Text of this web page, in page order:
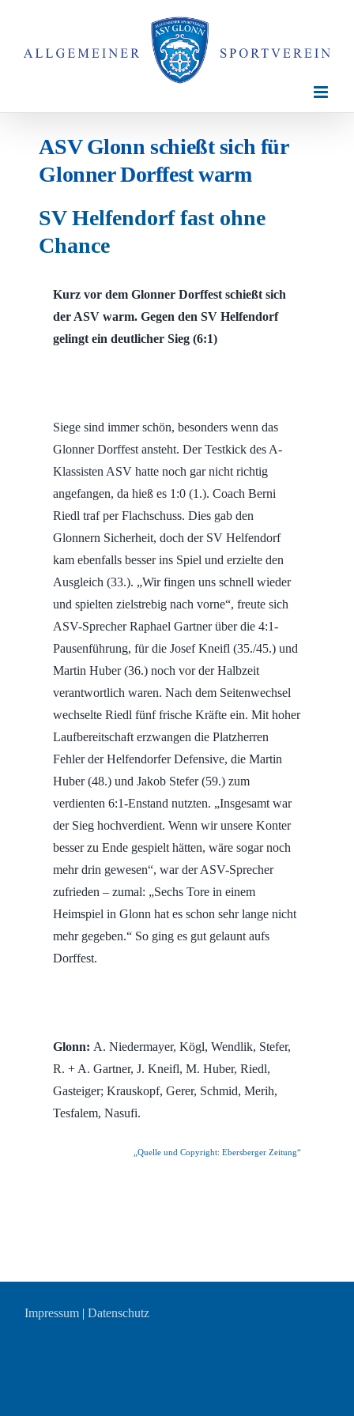
springen
ASV Glonn schießt sich für
Glonner Dorffest warm
SV Helfendorf fast ohne
Chance
Kurz vor dem Glonner Dorffest schießt sich
der ASV warm. Gegen den SV Helfendorf
gelingt ein deutlicher Sieg (6:1)
Siege sind immer schön, besonders wenn das
Glonner Dorffest ansteht. Der Testkick des A-
Klassisten ASV hatte noch gar nicht richtig
angefangen, da hieß es 1:0 (1.). Coach Berni
Riedl traf per Flachschuss. Dies gab den
Glonnern Sicherheit, doch der SV Helfendorf
kam ebenfalls besser ins Spiel und erzielte den
Ausgleich (33.). „Wir fingen uns schnell wieder
und spielten zielstrebig nach vorne“, freute sich
ASV-Sprecher Raphael Gartner über die 4:1-
Pausenführung, für die Josef Kneifl (35./45.) und
Martin Huber (36.) noch vor der Halbzeit
verantwortlich waren. Nach dem Seitenwechsel
wechselte Riedl fünf frische Kräfte ein. Mit hoher
Laufbereitschaft erzwangen die Platzherren
Fehler der Helfendorfer Defensive, die Martin
Huber (48.) und Jakob Stefer (59.) zum
verdienten 6:1-Enstand nutzten. „Insgesamt war
der Sieg hochverdient. Wenn wir unsere Konter
besser zu Ende gespielt hätten, wäre sogar noch
mehr drin gewesen“, war der ASV-Sprecher
zufrieden – zumal: „Sechs Tore in einem
Heimspiel in Glonn hat es schon sehr lange nicht
mehr gegeben.“ So ging es gut gelaunt aufs
Dorffest.
Glonn: A. Niedermayer, Kögl, Wendlik, Stefer,
R. + A. Gartner, J. Kneifl, M. Huber, Riedl,
Gasteiger; Krauskopf, Gerer, Schmid, Merih,
Tesfalem, Nasufi.
„Quelle und Copyright: Ebersberger Zeitung“
Impressum |Datenschutz